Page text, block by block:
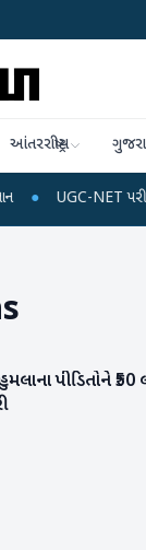
આંતરરાષ્ટ્રીય
NET પરીક્ષા લીકના
પીડિતોને